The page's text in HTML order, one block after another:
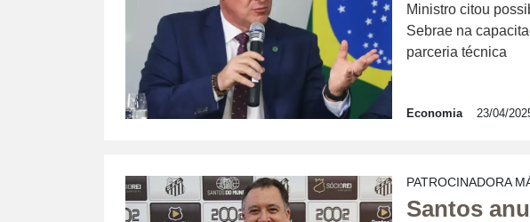
Ministro citou
Sebrae na
parceria técnica
Economia 23/04/
PATROCINADORA
Santos